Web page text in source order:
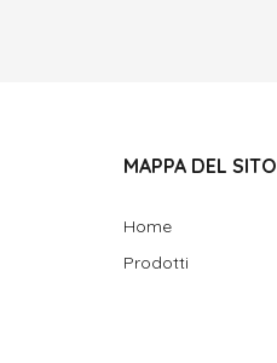
MAPPA DEL SITO
Home
Prodotti